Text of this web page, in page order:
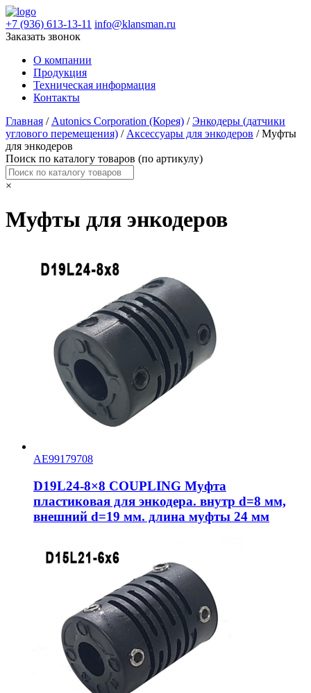
+7 (936) 613-13-11 info@klansman.ru
Заказать звонок
О компании
Продукция
Техническая информация
Контакты
Главная / Autonics Corporation (Корея) /Энкодеры (датчики
углового перемещения) / Аксессуары для энкодеров / Муфты
для энкодеров
Поиск по каталогу товаров (по артикулу)
×
Муфты для энкодеров
AE99179708
D19L24-8×8 COUPLING Муфта
пластиковая для энкодера. внутр d=8 мм,
внешний d=19 мм. длина муфты 24 мм